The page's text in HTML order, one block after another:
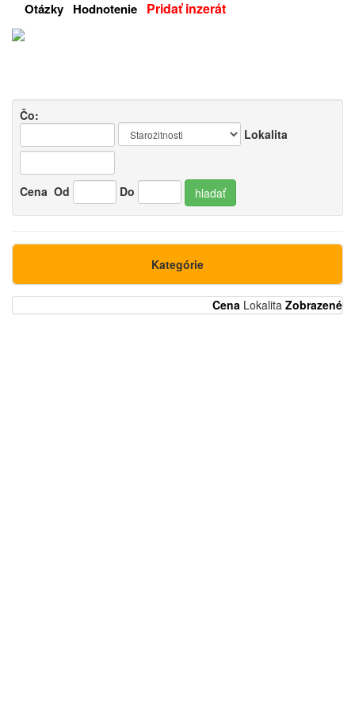
Otázky Hodnotenie Pridať inzerát
Čo:
Lokalita
Cena Od Do hladať
Kategórie
Cena Lokalita Zobrazené